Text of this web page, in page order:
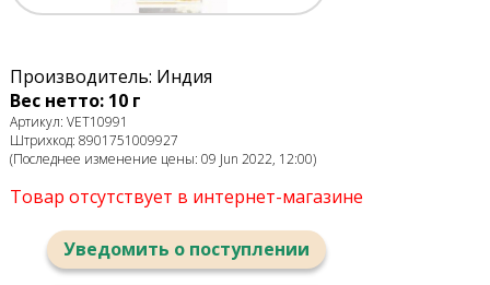
Производитель: Индия
Вес нетто: 10 г
Артикул: VET10991
Штрихкод: 8901751009927
(Последнее изменение цены: 09 Jun 2022, 12:00)
Товар отсутствует в интернет-магазине
Уведомить о поступлении